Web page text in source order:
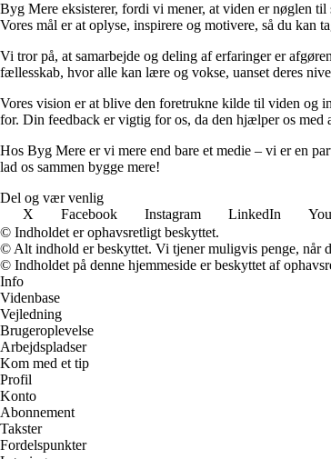
Byg Mere eksisterer, fordi vi mener, at viden er nøglen
Vores mål er at oplyse, inspirere og motivere, så du kan
Vi tror på, at samarbejde og deling af erfaringer er
fællesskab, hvor alle kan lære og vokse, uanset deres
Vores vision er at blive den foretrukne kilde til viden og
for. Din feedback er vigtig for os, da den hjælper os
Hos Byg Mere er vi mere end bare et medie – vi er en
lad os sammen bygge mere!
Del og vær venlig
X
Facebook Instagram LinkedIn
© Indholdet er ophavsretligt beskyttet.
© Alt indhold er beskyttet. Vi tjener muligvis penge, når
© Indholdet på denne hjemmeside er beskyttet af
Info
Videnbase
Vejledning
Brugeroplevelse
Arbejdspladser
Kom med et tip
Profil
Konto
Abonnement
Takster
Fordelspunkter